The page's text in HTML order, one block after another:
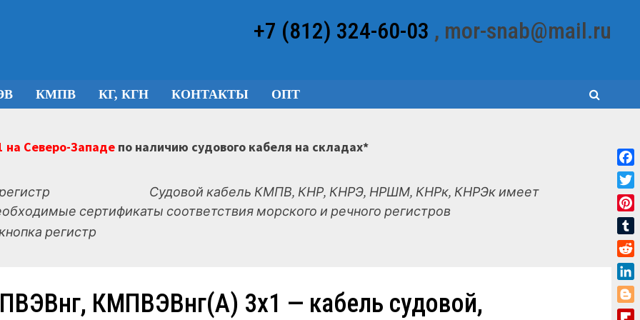
+7 (812) 324-60-03 , mor-snab@mail.ru
КМПВ КГ, КГН КОНТАКТЫ ОПТ
Северо-Западепо наличию судового кабеля на складах*
Судовой кабель КМПВ, КНР, КНРЭ, НРШМ, КНРк, КНРЭк имеет
сертификаты соответствия морского и речного регистров
КМПВЭВнг(А) 3х1 — кабель судовой,